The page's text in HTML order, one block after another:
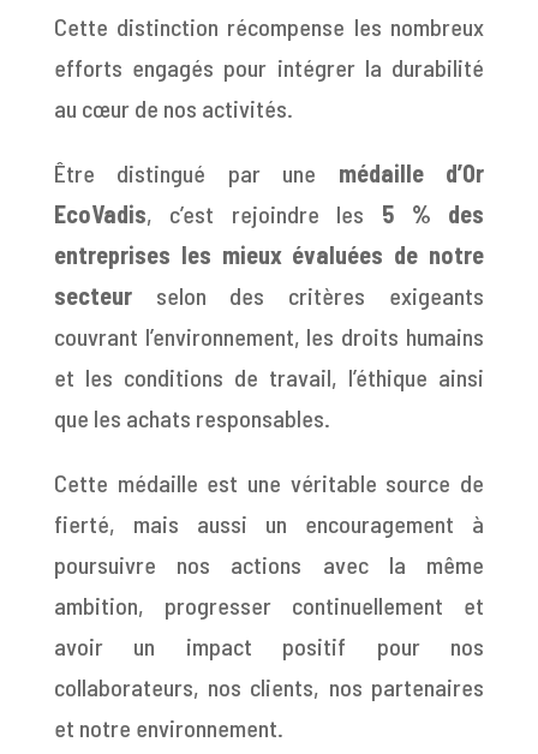
Cette distinction récompense les nombreux
efforts engagés pour intégrer la durabilité
au cœur de nos activités.
Être distingué par une médaille d’Or
EcoVadis, c’est rejoindre les 5 % des
entreprises les mieux évaluées de notre
secteurselon des critères exigeants
couvrant l’environnement, les droits humains
et les conditions de travail, l’éthique ainsi
que les achats responsables.
Cette médaille est une véritable source de
fierté, mais aussi un encouragement à
poursuivre nos actions avec la même
ambition, progresser continuellement et
avoir un impact positif pour nos
collaborateurs, nos clients, nos partenaires
et notre environnement.